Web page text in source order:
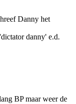
Danny het
danny' e.d.
BP maar weer de